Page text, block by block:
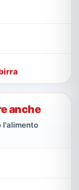
anche
l'alimento